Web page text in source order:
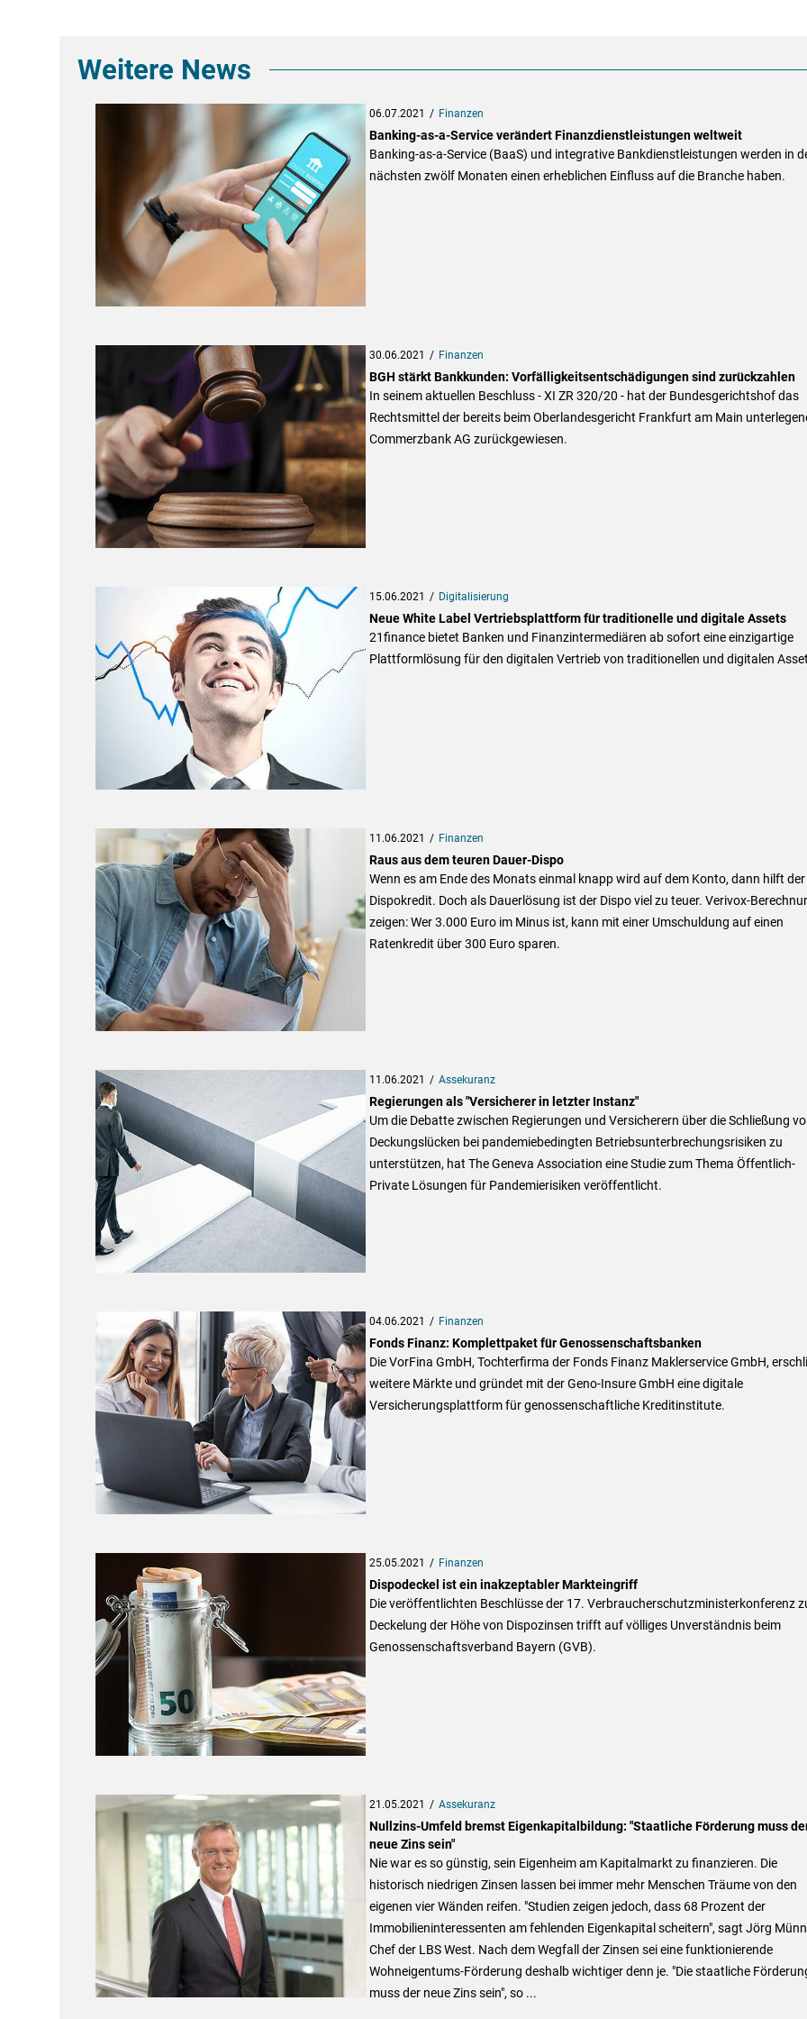
Weitere News
06.07.2021 Finanzen
Banking-as-a-Service verändert Finanzdienstleistungen weltweit
Banking-as-a-Service (BaaS) und integrative Bankdienstleistungen werden in
nächsten zwölf Monaten einen erheblichen Einfluss auf die Branche haben.
30.06.2021 Finanzen
BGH stärkt Bankkunden: Vorfälligkeitsentschädigungen sind zurückzahlen
In seinem aktuellen Beschluss - XI ZR 320/20 - hat der Bundesgerichtshof das
Rechtsmittel der bereits beim Oberlandesgericht Frankfurt am Main
Commerzbank AG zurückgewiesen.
15.06.2021 Digitalisierung
Neue White Label Vertriebsplattform für traditionelle und digitale Assets
21finance bietet Banken und Finanzintermediären ab sofort eine einzigartige
Plattformlösung für den digitalen Vertrieb von traditionellen und digitalen
11.06.2021 Finanzen
Raus aus dem teuren Dauer-Dispo
Wenn es am Ende des Monats einmal knapp wird auf dem Konto, dann hilft der
Dispokredit. Doch als Dauerlösung ist der Dispo viel zu teuer. Verivox-
zeigen: Wer 3.000 Euro im Minus ist, kann mit einer Umschuldung auf einen
Ratenkredit über 300 Euro sparen.
11.06.2021 Assekuranz
Regierungen als "Versicherer in letzter Instanz"
Um die Debatte zwischen Regierungen und Versicherern über die Schließung
Deckungslücken bei pandemiebedingten Betriebsunterbrechungsrisiken zu
unterstützen, hat The Geneva Association eine Studie zum Thema Öffentlich-
Private Lösungen für Pandemierisiken veröffentlicht.
04.06.2021 Finanzen
Fonds Finanz: Komplettpaket für Genossenschaftsbanken
Die VorFina GmbH, Tochterfirma der Fonds Finanz Maklerservice GmbH,
weitere Märkte und gründet mit der Geno-Insure GmbH eine digitale
Versicherungsplattform für genossenschaftliche Kreditinstitute.
25.05.2021 Finanzen
Dispodeckel ist ein inakzeptabler Markteingriff
Die veröffentlichten Beschlüsse der 17. Verbraucherschutzministerkonferenz
Deckelung der Höhe von Dispozinsen trifft auf völliges Unverständnis beim
Genossenschaftsverband Bayern (GVB).
21.05.2021 Assekuranz
Nullzins-Umfeld bremst Eigenkapitalbildung: "Staatliche Förderung muss
neue Zins sein"
Nie war es so günstig, sein Eigenheim am Kapitalmarkt zu finanzieren. Die
historisch niedrigen Zinsen lassen bei immer mehr Menschen Träume von den
eigenen vier Wänden reifen. "Studien zeigen jedoch, dass 68 Prozent der
Immobilieninteressenten am fehlenden Eigenkapital scheitern", sagt Jörg
Chef der LBS West. Nach dem Wegfall der Zinsen sei eine funktionierende
Wohneigentums-Förderung deshalb wichtiger denn je. "Die staatliche
muss der neue Zins sein", so ...